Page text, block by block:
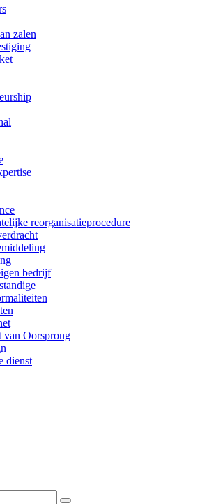
zalen
reorganisatieprocedure
bedrijf
van Oorsprong
dienst